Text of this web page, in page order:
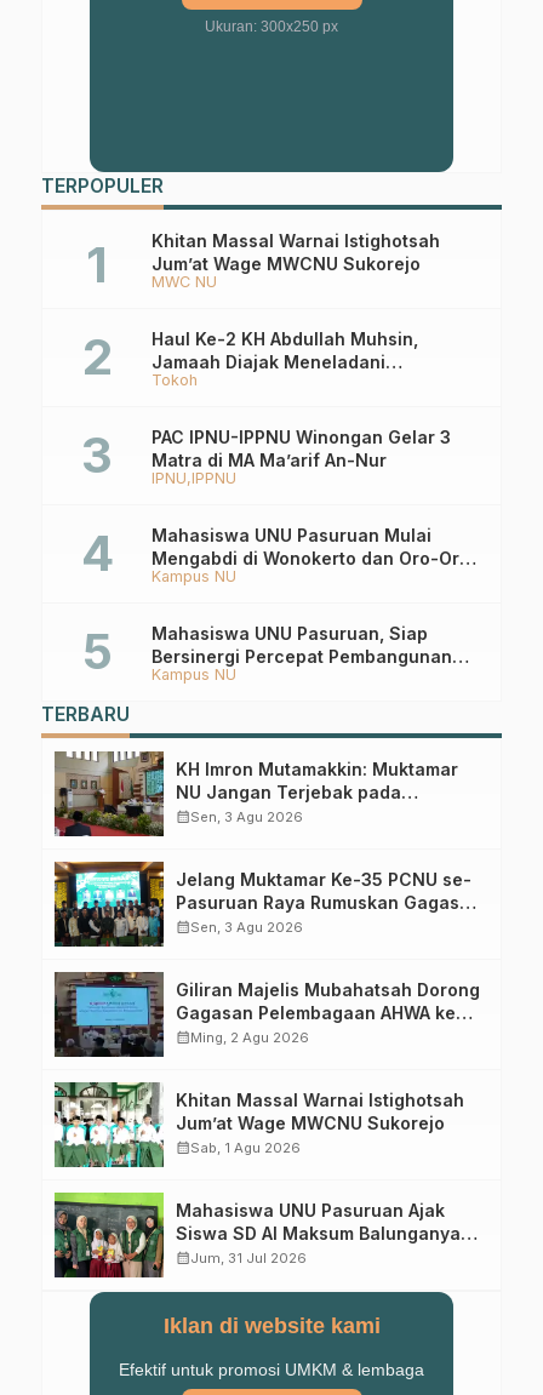
Ukuran: 300x250 px
TERPOPULER
MWC NU
Khitan Massal Warnai Istighotsah
Jum’at Wage MWCNU Sukorejo
Tokoh
Haul Ke-2 KH Abdullah Muhsin,
Jamaah Diajak Meneladani
Keistiqamahan
IPNU IPPNU
PAC IPNU-IPPNU Winongan Gelar 3
Matra di MA Ma’arif An-Nur
Kampus NU
Mahasiswa UNU Pasuruan Mulai
Mengabdi di Wonokerto dan Oro-Oro
Ombo Wetan Berikut Programnya
Kampus NU
Mahasiswa UNU Pasuruan, Siap
Bersinergi Percepat Pembangunan
Desa Toyaning
TERBARU
KH Imron Mutamakkin: Muktamar
NU Jangan Terjebak pada
Perebutan Kursi Ketua Umum
calendar_monthSen, 3 Agu 2026
Jelang Muktamar Ke-35 PCNU se-
Pasuruan Raya Rumuskan Gagasan
Transformasi Gerakan NU Menuju
calendar_monthSen, 3 Agu 2026
Giliran Majelis Mubahatsah Dorong
Gagasan Pelembagaan AHWA ke
Forum Muktamar Mendatang
calendar_monthMing, 2 Agu 2026
Khitan Massal Warnai Istighotsah
Jum’at Wage MWCNU Sukorejo
calendar_monthSab, 1 Agu 2026
Mahasiswa UNU Pasuruan Ajak
Siswa SD Al Maksum Balunganyar
Kuasai Penjumlahan Bersusun
calendar_monthJum, 31 Jul 2026
Iklan di website kami
Efektif untuk promosi UMKM & lembaga